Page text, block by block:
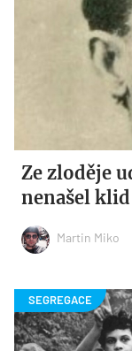
Ze zloděje
nenašel
Martin Miko